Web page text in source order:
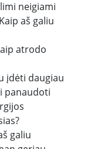
neigiami
aš galiu
atrodo
įdėti daugiau
panaudoti
galiu